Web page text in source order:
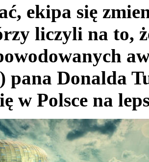
ekipa się
liczyli na to,
pana Donalda
w Polsce na